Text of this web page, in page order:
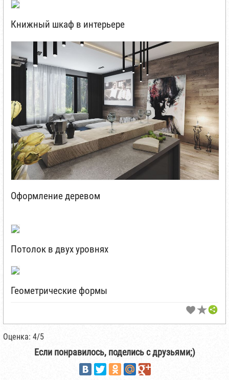
Книжный шкаф в интерьере
Оформление деревом
Потолок в двух уровнях
Геометрические формы
Оценка: 4/5
Если понравилось, поделись с друзьями;)